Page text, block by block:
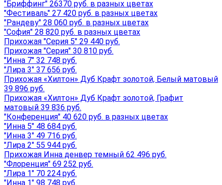
"Бриффинг" 26370 руб. в разных цветах
"Фестиваль" 27 420 руб. в разных цветах
"Рандеву" 28 060 руб. в разных цветах
"София" 28 820 руб. в разных цветах
Прихожая "Серия 5" 29 440 руб.
Прихожая "Серия" 30 810 руб.
"Инна 7" 32 748 руб.
"Лира 3" 37 656 руб.
Прихожая «Хилтон» Дуб Крафт золотой, Белый матовый
39 896 руб.
Прихожая «Хилтон» Дуб Крафт золотой, Графит
матовый 39 836 руб.
"Конференция" 40 620 руб. в разных цветах
"Инна 5" 48 684 руб.
"Инна 3" 49 716 руб.
"Лира 2" 55 944 руб.
Прихожая Инна денвер темный 62 496 руб.
"Флоренция" 69 252 руб.
"Лира 1" 70 224 руб.
"Инна 1" 98 748 руб.